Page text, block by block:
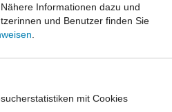
über die Gesundheit der
Land NRW" zu unterstützen.
Gremium sind alle wichtigen
Nähere Informationen dazu und
und Benutzer finden Sie
mit Cookies